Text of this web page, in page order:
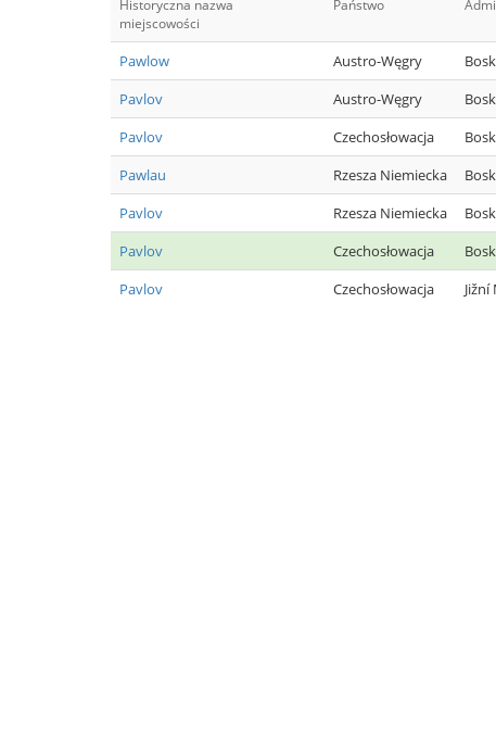
Historyczna nazwa
miejscowości
Państwo
Pawlow Austro-Węgry
Pavlov
Austro-Węgry
Pavlov
Czechosłowacja
Pawlau
Rzesza Niemiecka
Pavlov
Rzesza Niemiecka
Pavlov
Czechosłowacja
Pavlov
Czechosłowacja